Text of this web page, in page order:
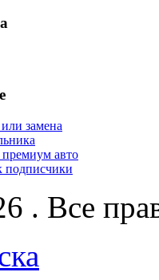
замена
авто
подписчики
. Все